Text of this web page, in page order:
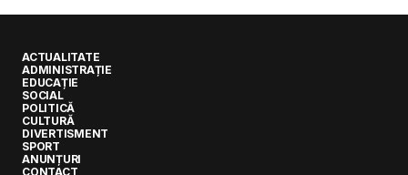
ACTUALITATE
ADMINISTRAȚIE
EDUCAȚIE
SOCIAL
POLITICĂ
CULTURĂ
DIVERTISMENT
SPORT
ANUNȚURI
CONTACT